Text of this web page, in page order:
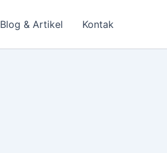
Blog & Artikel Kontak